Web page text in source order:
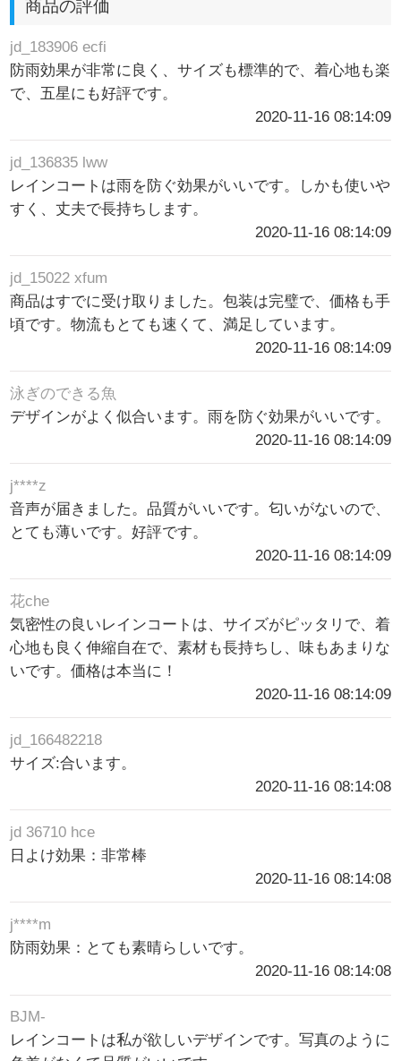
商品の評価
jd_183906 ecfi
防雨効果が非常に良く、サイズも標準的で、着心地も楽
で、五星にも好評です。
2020-11-16 08:14:09
jd_136835 lww
レインコートは雨を防ぐ効果がいいです。しかも使いや
すく、丈夫で長持ちします。
2020-11-16 08:14:09
jd_15022 xfum
商品はすでに受け取りました。包装は完璧で、価格も手
頃です。物流もとても速くて、満足しています。
2020-11-16 08:14:09
泳ぎのできる魚
デザインがよく似合います。雨を防ぐ効果がいいです。
2020-11-16 08:14:09
j****z
音声が届きました。品質がいいです。匂いがないので、
とても薄いです。好評です。
2020-11-16 08:14:09
花che
気密性の良いレインコートは、サイズがピッタリで、着
心地も良く伸縮自在で、素材も長持ちし、味もあまりな
いです。価格は本当に！
2020-11-16 08:14:09
jd_166482218
サイズ:合います。
2020-11-16 08:14:08
jd 36710 hce
日よけ効果：非常棒
2020-11-16 08:14:08
j****m
防雨効果：とても素晴らしいです。
2020-11-16 08:14:08
BJM-
レインコートは私が欲しいデザインです。写真のように